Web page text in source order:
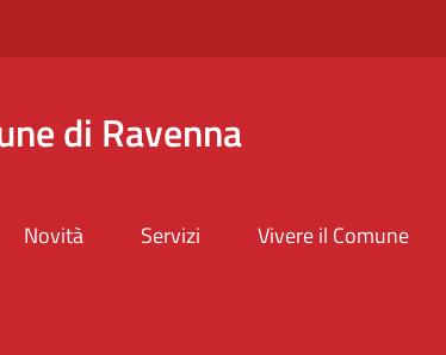
di Ravenna
Novità Servizi Vivere il Comune